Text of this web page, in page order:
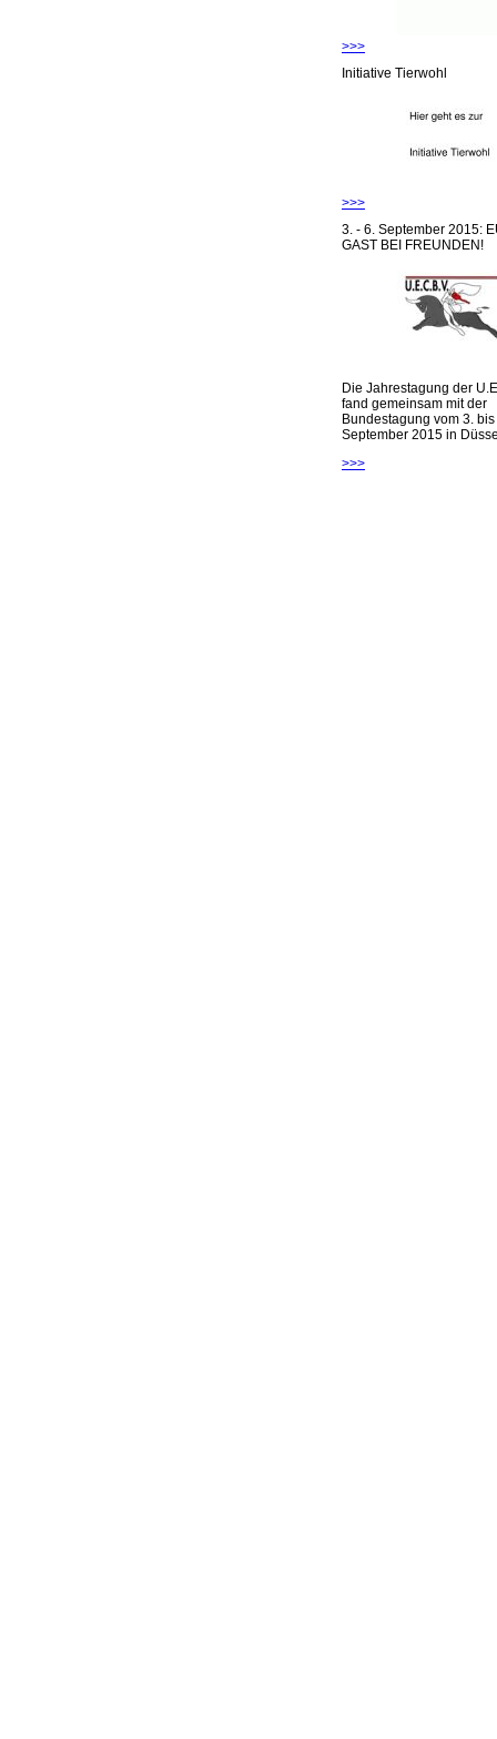
>>>
Initiative Tierwohl
>>>
3. - 6. September 2015:
GAST BEI FREUNDEN!
Die Jahrestagung der
fand gemeinsam mit der
Bundestagung vom 3. bis
September 2015 in
>>>